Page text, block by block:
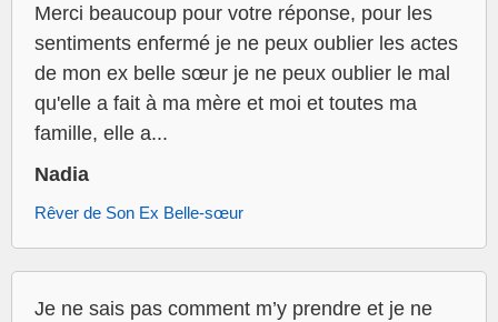
Merci beaucoup pour votre réponse, pour les
sentiments enfermé je ne peux oublier les actes
de mon ex belle sœur je ne peux oublier le mal
qu'elle a fait à ma mère et moi et toutes ma
famille, elle a...
Nadia
Rêver de Son Ex Belle-sœur
Je ne sais pas comment m’y prendre et je ne